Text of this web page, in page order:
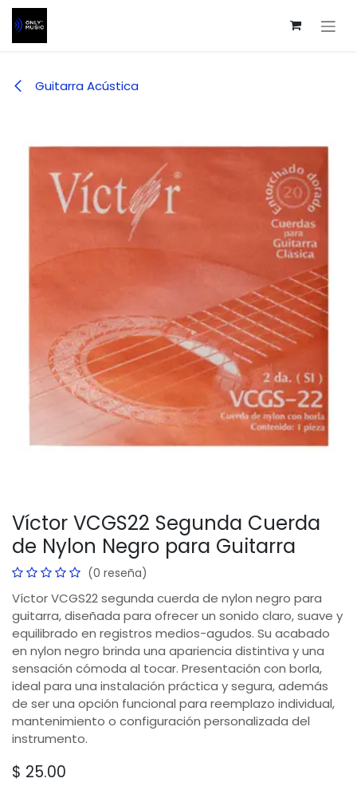
Ir al contenido
Guitarra Acústica
Víctor VCGS22 Segunda Cuerda
de Nylon Negro para Guitarra
(0 reseña)
Víctor VCGS22 segunda cuerda de nylon negro para
guitarra, diseñada para ofrecer un sonido claro, suave y
equilibrado en registros medios-agudos. Su acabado
en nylon negro brinda una apariencia distintiva y una
sensación cómoda al tocar. Presentación con borla,
ideal para una instalación práctica y segura, además
de ser una opción funcional para reemplazo individual,
mantenimiento o configuración personalizada del
instrumento.
$ 25.00